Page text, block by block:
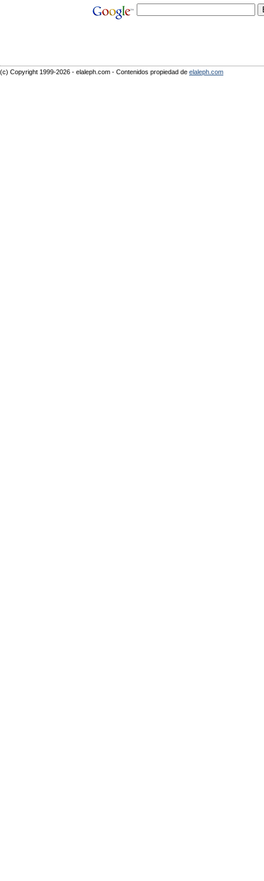
(c) Copyright 1999-2026 - elaleph.com - Contenidos propiedad de elaleph.com